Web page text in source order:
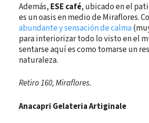
Además, ESE café, ubicado en el
es un oasis en medio de Miraflores.
abundante y sensación de calma
para interiorizar todo lo visto en el
sentarse aquí es como tomarse un
naturaleza.
Retiro 160, Miraflores.
Anacapri Gelateria Artiginale